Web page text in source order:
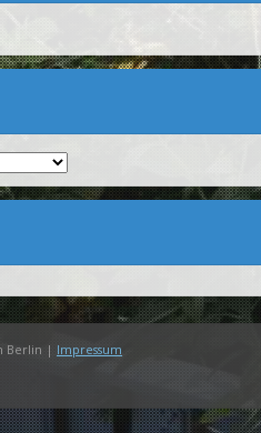
Berlin | Impressum